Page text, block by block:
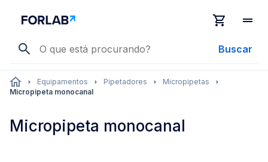
Buscar
Equipamentos Pipetadores
Micropipetas
Micropipeta monocanal
Micropipeta monocanal